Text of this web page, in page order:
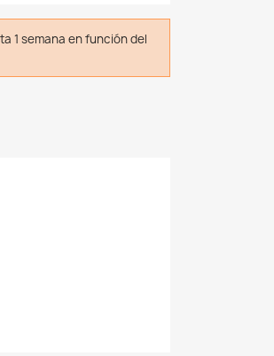
1 semana en función del